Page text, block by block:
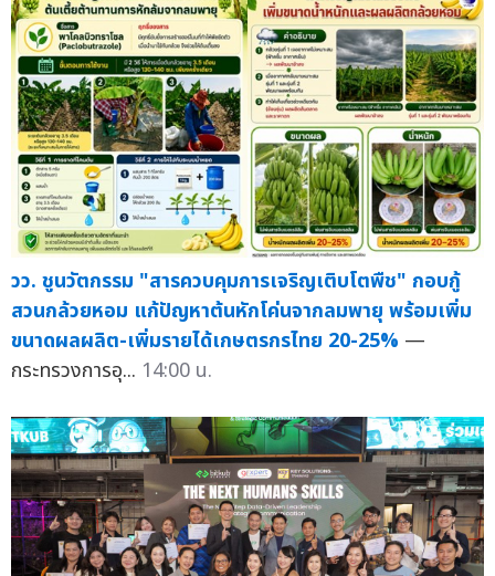
วว. ชูนวัตกรรม "สารควบคุมการเจริญเติบโตพืช" กอบกู้
สวนกล้วยหอม แก้ปัญหาต้นหักโค่นจากลมพายุ พร้อมเพิ่ม
ขนาดผลผลิต-เพิ่มรายได้เกษตรกรไทย 20-25% —
กระทรวงการอุ... 14:00 น.